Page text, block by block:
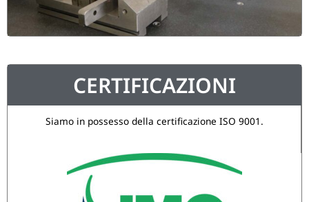
CERTIFICAZIONI
Siamo in possesso della certificazione ISO 9001.